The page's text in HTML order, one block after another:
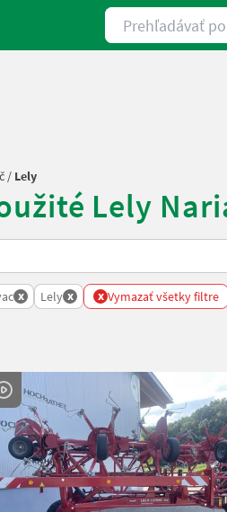
Prehľadávať ponuky
/ Lely
Lely
x Lely x x Vymazať všetky filtre